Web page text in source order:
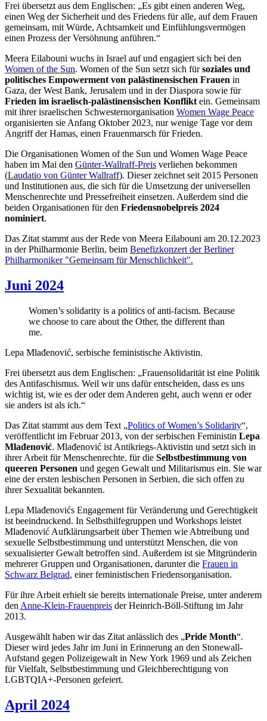
Frei übersetzt aus dem Englischen: „Es gibt einen anderen Weg,
einen Weg der Sicherheit und des Friedens für alle, auf dem Frauen
gemeinsam, mit Würde, Achtsamkeit und Einfühlungsvermögen
einen Prozess der Versöhnung anführen.“
Meera Eilabouni wuchs in Israel auf und engagiert sich bei den
Women of the Sun. Women of the Sun setzt sich fürsoziales und
politisches Empowerment von palästinensischen Frauen in
Gaza, der West Bank, Jerusalem und in der Diaspora sowie für
Frieden im israelisch-palästinensischen Konflikt ein. Gemeinsam
mit ihrer israelischen Schwesternorganisation Women Wage Peace
organisierten sie Anfang Oktober 2023, nur wenige Tage vor dem
Angriff der Hamas, einen Frauenmarsch für Frieden.
Die Organisationen Women of the Sun und Women Wage Peace
haben im Mai den Günter-Wallraff-Preis verliehen bekommen
(Laudatio von Günter Wallraff). Dieser zeichnet seit 2015 Personen
und Institutionen aus, die sich für die Umsetzung der universellen
Menschenrechte und Pressefreiheit einsetzen. Außerdem sind die
beiden Organisationen für den Friedensnobelpreis 2024
nominiert.
Das Zitat stammt aus der Rede von Meera Eilabouni am 20.12.2023
in der Philharmonie Berlin, beim Benefizkonzert der Berliner
Philharmoniker "Gemeinsam für Menschlichkeit".
Juni 2024
Women’s solidarity is a politics of anti-facism. Because
we choose to care about the Other, the different than
me.
Lepa Mlađenović, serbische feministische Aktivistin.
Frei übersetzt aus dem Englischen: „Frauensolidarität ist eine Politik
des Antifaschismus. Weil wir uns dafür entscheiden, dass es uns
wichtig ist, wie es der oder dem Anderen geht, auch wenn er oder
sie anders ist als ich.“
Das Zitat stammt aus dem Text „Politics of Women’s Solidarity“,
veröffentlicht im Februar 2013, von der serbischen Feministin Lepa
Mlađenović. Mlađenović ist Antikriegs-Aktivistin und setzt sich in
ihrer Arbeit für Menschenrechte, für die Selbstbestimmung von
queeren Personen und gegen Gewalt und Militarismus ein. Sie war
eine der ersten lesbischen Personen in Serbien, die sich offen zu
ihrer Sexualität bekannten.
Lepa Mlađenovićs Engagement für Veränderung und Gerechtigkeit
ist beeindruckend. In Selbsthilfegruppen und Workshops leistet
Mlađenović Aufklärungsarbeit über Themen wie Abtreibung und
sexuelle Selbstbestimmung und unterstützt Menschen, die von
sexualisierter Gewalt betroffen sind. Außerdem ist sie Mitgründerin
mehrerer Gruppen und Organisationen, darunter die Frauen in
Schwarz Belgrad, einer feministischen Friedensorganisation.
Für ihre Arbeit erhielt sie bereits internationale Preise, unter anderem
den Anne-Klein-Frauenpreis der Heinrich-Böll-Stiftung im Jahr
2013.
Ausgewählt haben wir das Zitat anlässlich des „Pride Month“.
Dieser wird jedes Jahr im Juni in Erinnerung an den Stonewall-
Aufstand gegen Polizeigewalt in New York 1969 und als Zeichen
für Vielfalt, Selbstbestimmung und Gleichberechtigung von
LGBTQIA+-Personen gefeiert.
April 2024